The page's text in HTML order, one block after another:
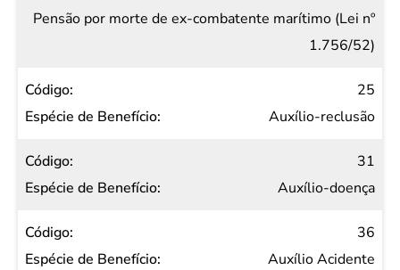
Pensão por morte de ex-combatente marítimo (Lei nº
1.756/52)
25
Auxílio-reclusão
31
Auxílio-doença
36
Auxílio Acidente